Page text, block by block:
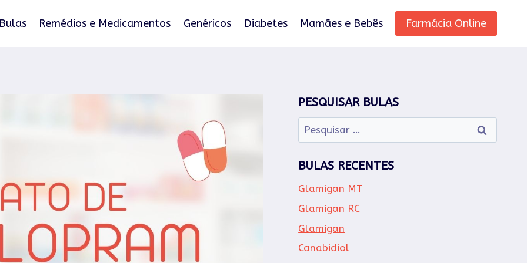
Remédios e Medicamentos Genéricos Diabetes Mamães e Bebês Farmácia Online
PESQUISAR BULAS
Pesquisar
por:
BULAS RECENTES
Glamigan MT
Glamigan RC
Glamigan
Canabidiol